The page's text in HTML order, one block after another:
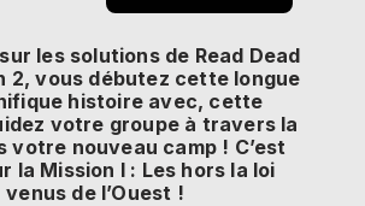
les solutions de Read Dead
2, vous débutez cette longue
histoire avec, cette
votre groupe à travers la
votre nouveau camp ! C’est
la Mission I : Les hors la loi
venus de l’Ouest !